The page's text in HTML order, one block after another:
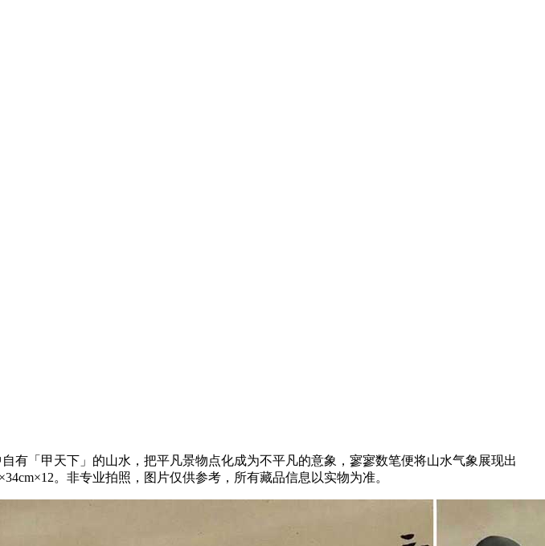
有「甲天下」的山水，把平凡景物点化成为不平凡的意象，寥寥数笔便将山水气象展现出
。非专业拍照，图片仅供参考，所有藏品信息以实物为准。